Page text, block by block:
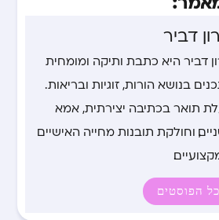
דביר
דביר היא כתבת ותיקה ומומחית
בנושא הורות, זוגיות ובריאות.
תואר בכתיבה יצירתית, אמא
וחולקת תובנות מחייה האישיים
כל הפוסטים